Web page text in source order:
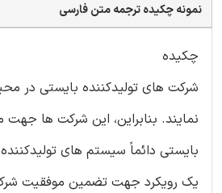
نمونه چکیده ترجمه متن فارسی
چکیده
شرکت های تولیدکننده بایستی در
نمایند. بنابراین، این شرکت ها جهت
بایستی دائماً سیستم های
یک رویکرد جهت تضمین موفقیت